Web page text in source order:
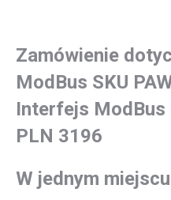
Zamówienie
ModBus SKU
Interfejs ModBus
PLN 3196
W jednym